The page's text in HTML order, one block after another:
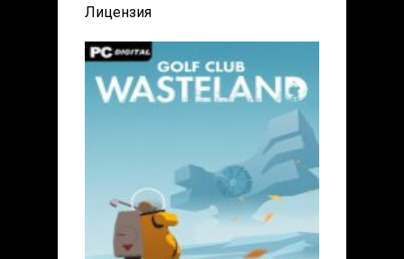
Лицензия